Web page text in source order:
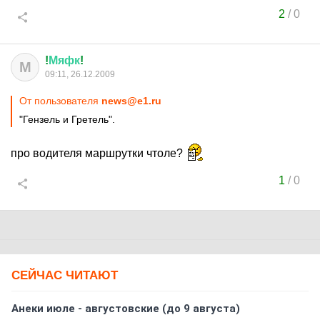
2 /0
М ! Мяфк!
09:11, 26.12.2009
От пользователя news@e1.ru
"Гензель и Гретель".
про водителя маршрутки чтоле?
1 /0
СЕЙЧАС ЧИТАЮТ
Анеки июле - августовские (до 9 августа)